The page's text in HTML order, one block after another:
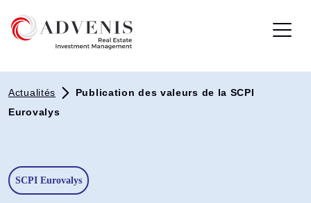
Actualités
Publication des valeurs de la SCPI
Eurovalys
SCPI Eurovalys